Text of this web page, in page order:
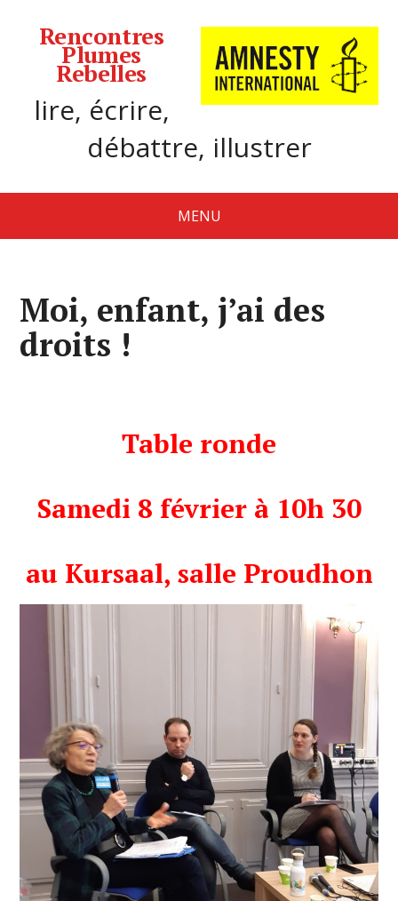
Rencontres
Plumes
Rebelles
lire, écrire,
débattre, illustrer
MENU
Moi, enfant, j’ai des
droits !
Table ronde
Samedi 8 février à 10h 30
au Kursaal, salle Proudhon